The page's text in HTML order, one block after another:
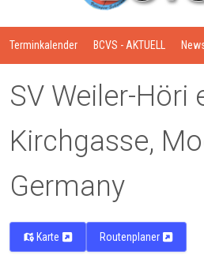
Terminkalender BCVS - AKTUELL
SV Weiler-Höri
Kirchgasse,
Germany
Karte Routenplaner